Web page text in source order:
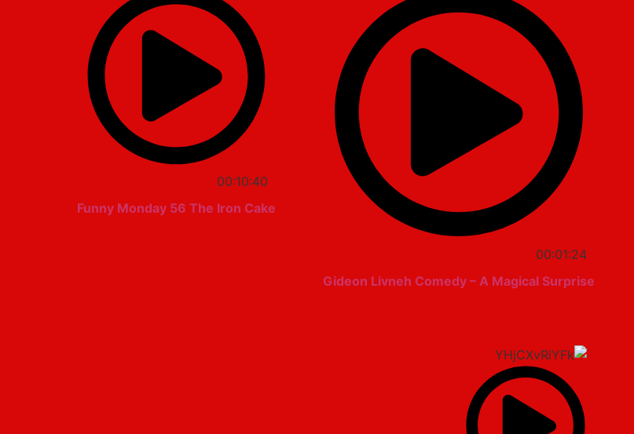
00:01:24
Gideon Livneh Comedy – A Magical Surprise
00:10:40
Funny Monday 56 The Iron Cake